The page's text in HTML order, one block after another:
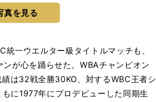
真を見る
一ウエルター級タイトルマッチも、
が心を踊らせた。WBAチャンピオン
は32戦全勝30KO、対するWBC王者シ
に1977年にプロデビューした同期生